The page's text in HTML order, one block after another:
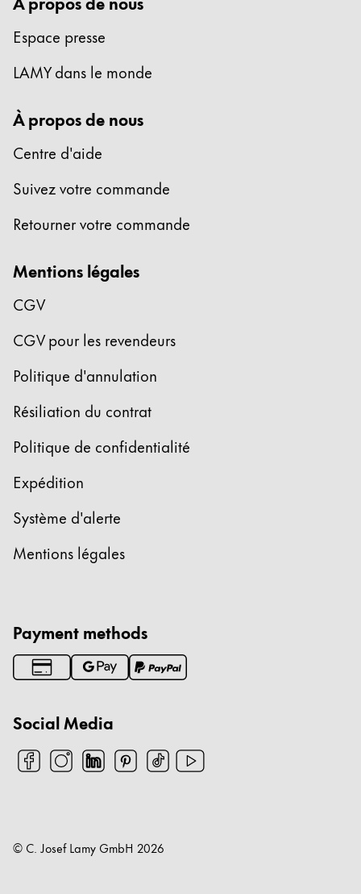
Espace presse
LAMY dans le monde
À propos de nous
Centre d'aide
Suivez votre commande
Retourner votre commande
Mentions légales
CGV
CGV pour les revendeurs
Politique d'annulation
Résiliation du contrat
Politique de confidentialité
Expédition
Système d'alerte
Mentions légales
Payment methods
Social Media
© C. Josef Lamy GmbH 2026